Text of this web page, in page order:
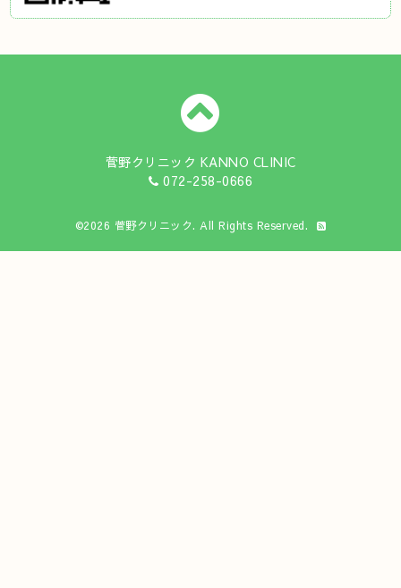
菅野クリニック KANNO CLINIC
072-258-0666
©2026 菅野クリニック. All Rights Reserved.